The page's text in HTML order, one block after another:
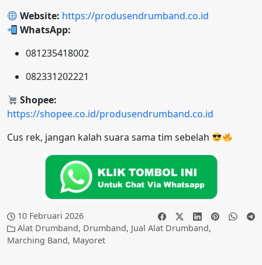
Website: https://produsendrumband.co.id
WhatsApp:
081235418002
082331202221
Shopee:
https://shopee.co.id/produsendrumband.co.id
Cus rek, jangan kalah suara sama tim sebelah
10 Februari 2026
Alat Drumband, Drumband, Jual Alat Drumband,
Marching Band, Mayoret